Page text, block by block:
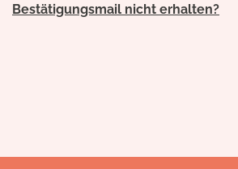
Bestätigungsmail nicht erhalten?